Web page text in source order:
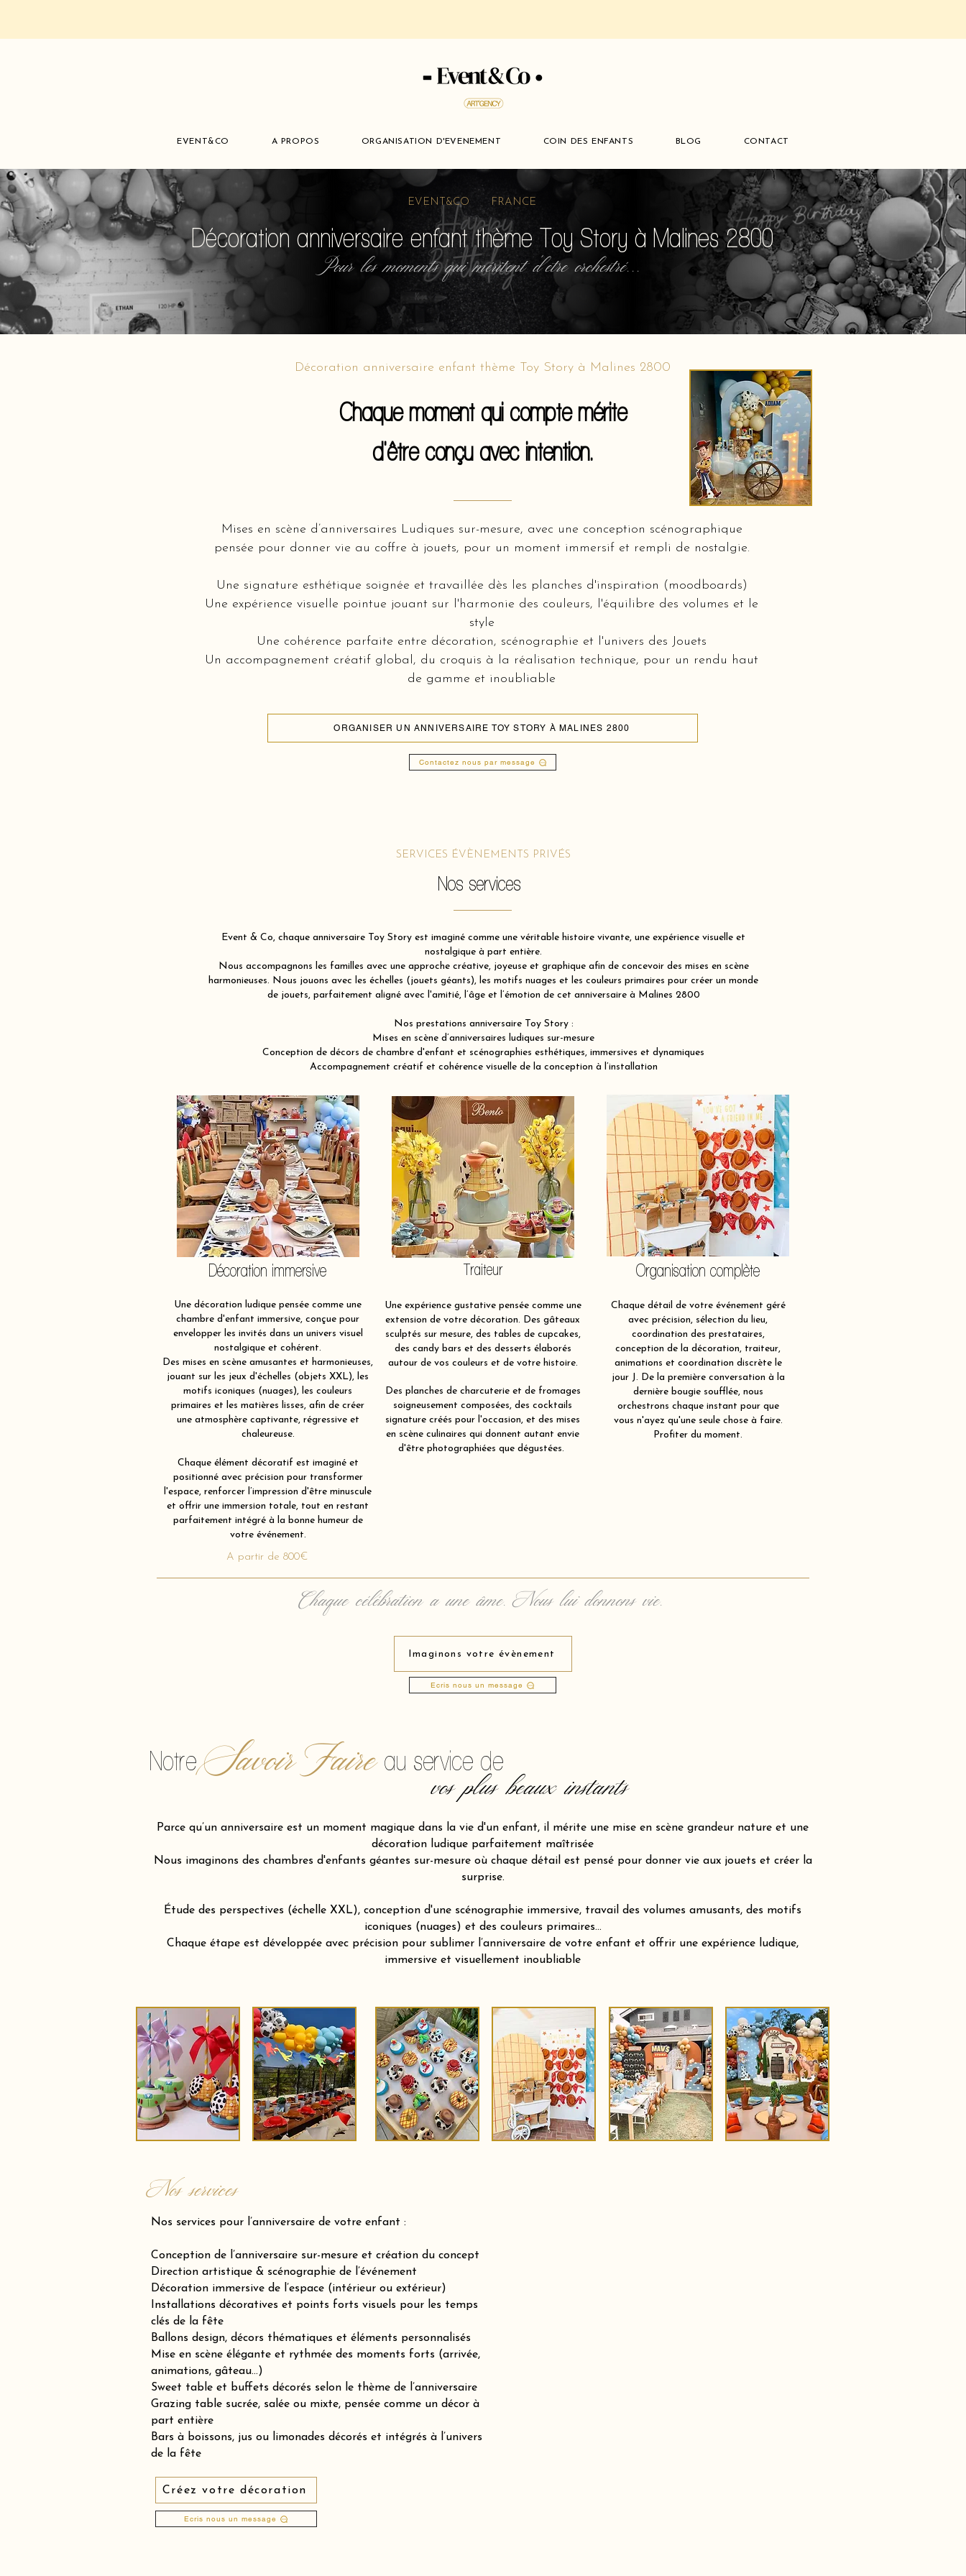
EVENT&CO A PROPOS ORGANISATION D'EVENEMENT COIN DES ENFANTS BLOG CONTACT
EVENT&CO FRANCE
Décoration anniversaire enfant thème Toy Story à Malines 2800
Pour les moments qui méritent d'etre orchestré...
Décoration anniversaire enfant thème Toy Story à Malines 2800
Chaque moment qui compte mérite
d'être conçu avec intention.
Mises en scène d’anniversaires Ludiques sur-mesure, avec une conception scénographique
pensée pour donner vie au coffre à jouets, pour un moment immersif et rempli de nostalgie.
Une signature esthétique soignée et travaillée dès les planches d'inspiration (moodboards)
Une expérience visuelle pointue jouant sur l'harmonie des couleurs, l'équilibre des volumes et le
style
Une cohérence parfaite entre décoration, scénographie et l'univers des Jouets
Un accompagnement créatif global, du croquis à la réalisation technique, pour un rendu haut
de gamme et inoubliable
ORGANISER UN ANNIVERSAIRE TOY STORY À MALINES 2800
Contactez nous par message
SERVICES ÉVÈNEMENTS PRIVÉS
Nos services
Event & Co, chaque anniversaire Toy Story est imaginé comme une véritable histoire vivante, une expérience visuelle et
nostalgique à part entière.
Nous accompagnons les familles avec une approche créative, joyeuse et graphique afin de concevoir des mises en scène
harmonieuses. Nous jouons avec les échelles (jouets géants), les motifs nuages et les couleurs primaires pour créer un monde
de jouets, parfaitement aligné avec l'amitié, l’âge et l’émotion de cet anniversaire à Malines 2800
Nos prestations anniversaire Toy Story :
Mises en scène d’anniversaires ludiques sur-mesure
Conception de décors de chambre d'enfant et scénographies esthétiques, immersives et dynamiques
Accompagnement créatif et cohérence visuelle de la conception à l’installation
Décoration immersive
Une décoration ludique pensée comme une
chambre d'enfant immersive, conçue pour
envelopper les invités dans un univers visuel
nostalgique et cohérent.
Des mises en scène amusantes et harmonieuses,
jouant sur les jeux d'échelles (objets XXL), les
motifs iconiques (nuages), les couleurs
primaires et les matières lisses, afin de créer
une atmosphère captivante, régressive et
chaleureuse.
Chaque élément décoratif est imaginé et
positionné avec précision pour transformer
l'espace, renforcer l’impression d'être minuscule
et offrir une immersion totale, tout en restant
parfaitement intégré à la bonne humeur de
votre événement.
Traiteur
Une expérience gustative pensée comme une
extension de votre décoration. Des gâteaux
sculptés sur mesure, des tables de cupcakes,
des candy bars et des desserts élaborés
autour de vos couleurs et de votre histoire.
Des planches de charcuterie et de fromages
soigneusement composées, des cocktails
signature créés pour l'occasion, et des mises
en scène culinaires qui donnent autant envie
d'être photographiées que dégustées.
Organisation complète
Chaque détail de votre événement géré
avec précision, sélection du lieu,
coordination des prestataires,
conception de la décoration, traiteur,
animations et coordination discrète le
jour J. De la première conversation à la
dernière bougie soufflée, nous
orchestrons chaque instant pour que
vous n'ayez qu'une seule chose à faire.
Profiter du moment.
A partir de 800€
Chaque célébration a une âme. Nous lui donnons vie.
Imaginons votre évènement
Ecris nous un message
Savoir Faire
Notre au service de
vos plus beaux instants
Parce qu’un anniversaire est un moment magique dans la vie d'un enfant, il mérite une mise en scène grandeur nature et une
décoration ludique parfaitement maîtrisée
Nous imaginons des chambres d'enfants géantes sur-mesure où chaque détail est pensé pour donner vie aux jouets et créer la
surprise.
Étude des perspectives (échelle XXL), conception d'une scénographie immersive, travail des volumes amusants, des motifs
iconiques (nuages) et des couleurs primaires…
Chaque étape est développée avec précision pour sublimer l’anniversaire de votre enfant et offrir une expérience ludique,
immersive et visuellement inoubliable
Nos services
Nos services pour l’anniversaire de votre enfant :
Conception de l’anniversaire sur-mesure et création du concept
Direction artistique & scénographie de l’événement
Décoration immersive de l’espace (intérieur ou extérieur)
Installations décoratives et points forts visuels pour les temps
clés de la fête
Ballons design, décors thématiques et éléments personnalisés
Mise en scène élégante et rythmée des moments forts (arrivée,
animations, gâteau…)
Sweet table et buffets décorés selon le thème de l’anniversaire
Grazing table sucrée, salée ou mixte, pensée comme un décor à
part entière
Bars à boissons, jus ou limonades décorés et intégrés à l’univers
de la fête
Créez votre décoration
Ecris nous un message